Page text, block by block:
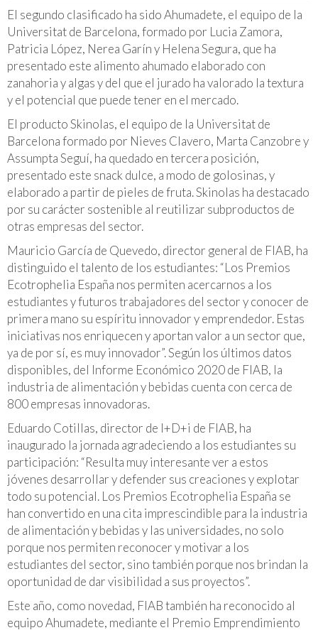
El segundo clasificado ha sido Ahumadete, el equipo de la
Universitat de Barcelona, formado por Lucia Zamora,
Patricia López, Nerea Garín y Helena Segura, que ha
presentado este alimento ahumado elaborado con
zanahoria y algas y del que el jurado ha valorado la textura
y el potencial que puede tener en el mercado.
El producto Skinolas, el equipo de la Universitat de
Barcelona formado por Nieves Clavero, Marta Canzobre y
Assumpta Seguí, ha quedado en tercera posición,
presentado este snack dulce, a modo de golosinas, y
elaborado a partir de pieles de fruta. Skinolas ha destacado
por su carácter sostenible al reutilizar subproductos de
otras empresas del sector.
Mauricio García de Quevedo, director general de FIAB, ha
distinguido el talento de los estudiantes: “Los Premios
Ecotrophelia España nos permiten acercarnos a los
estudiantes y futuros trabajadores del sector y conocer de
primera mano su espíritu innovador y emprendedor. Estas
iniciativas nos enriquecen y aportan valor a un sector que,
ya de por sí, es muy innovador”. Según los últimos datos
disponibles, del Informe Económico 2020 de FIAB, la
industria de alimentación y bebidas cuenta con cerca de
800 empresas innovadoras.
Eduardo Cotillas, director de I+D+i de FIAB, ha
inaugurado la jornada agradeciendo a los estudiantes su
participación: “Resulta muy interesante ver a estos
jóvenes desarrollar y defender sus creaciones y explotar
todo su potencial. Los Premios Ecotrophelia España se
han convertido en una cita imprescindible para la industria
de alimentación y bebidas y las universidades, no solo
porque nos permiten reconocer y motivar a los
estudiantes del sector, sino también porque nos brindan la
oportunidad de dar visibilidad a sus proyectos”.
Este año, como novedad, FIAB también ha reconocido al
equipo Ahumadete, mediante el Premio Emprendimiento